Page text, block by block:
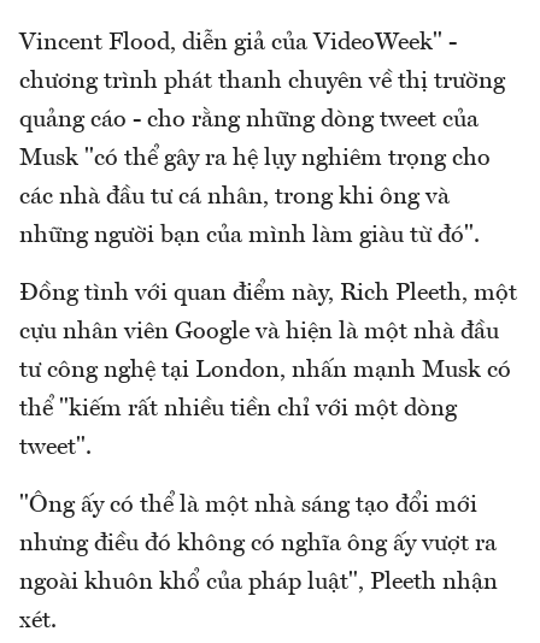
Vincent Flood, diễn giả của VideoWeek" -
chương trình phát thanh chuyên về thị trường
quảng cáo - cho rằng những dòng tweet của
Musk "có thể gây ra hệ lụy nghiêm trọng cho
các nhà đầu tư cá nhân, trong khi ông và
những người bạn của mình làm giàu từ đó".
Đồng tình với quan điểm này, Rich Pleeth, một
cựu nhân viên Google và hiện là một nhà đầu
tư công nghệ tại London, nhấn mạnh Musk có
thể "kiếm rất nhiều tiền chỉ với một dòng
tweet".
"Ông ấy có thể là một nhà sáng tạo đổi mới
nhưng điều đó không có nghĩa ông ấy vượt ra
ngoài khuôn khổ của pháp luật", Pleeth nhận
xét.